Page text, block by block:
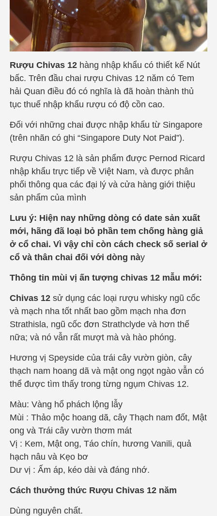
Rượu Chivas 12 hàng nhập khẩu có thiết kế Nút
bấc. Trên đầu chai rượu Chivas 12 năm có Tem
hải Quan điều đó có nghĩa là đã hoàn thành thủ
tục thuế nhập khẩu rượu có độ cồn cao.
Đối với những chai được nhập khẩu từ Singapore
(trên nhãn có ghi “Singapore Duty Not Paid”).
Rượu Chivas 12 là sản phẩm được Pernod Ricard
nhập khẩu trực tiếp về Việt Nam, và được phân
phối thông qua các đại lý và cửa hàng giới thiệu
sản phẩm của mình
Lưu ý: Hiện nay những dòng có date sản xuất
mới, hãng đã loại bỏ phần tem chống hàng giả
ở cổ chai. Vì vậy chỉ còn cách check số serial ở
cổ và thân chai đối với dòng này
Thông tin mùi vị ấn tượng chivas 12 mẫu mới:
Chivas 12 sử dụng các loại rượu whisky ngũ cốc
và mạch nha tốt nhất bao gồm mạch nha đơn
Strathisla, ngũ cốc đơn Strathclyde và hơn thế
nữa; và nó vẫn rất mượt mà và hào phóng.
Hương vị Speyside của trái cây vườn giòn, cây
thạch nam hoang dã và mật ong ngọt ngào vẫn có
thể được tìm thấy trong từng ngụm Chivas 12.
Màu: Vàng hổ phách lộng lẫy
Mùi : Thảo mộc hoang dã, cây Thạch nam đốt, Mật
ong và Trái cây vườn thơm mát
Vị : Kem, Mật ong, Táo chín, hương Vanili, quả
hạch nâu và Kẹo bơ
Dư vị : Ấm áp, kéo dài và đáng nhớ.
Cách thưởng thức Rượu Chivas 12 năm
Dùng nguyên chất.